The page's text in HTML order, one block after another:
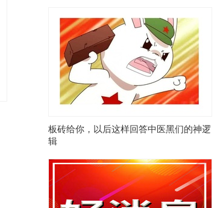
板砖给你，以后这样回答中医黑们的神逻
辑